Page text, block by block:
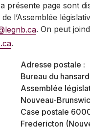
présente page sont
l’Assemblée
. On peut
.
Adresse postale :
Bureau du hansard
Assemblée
Nouveau-
Case postale
Fredericton